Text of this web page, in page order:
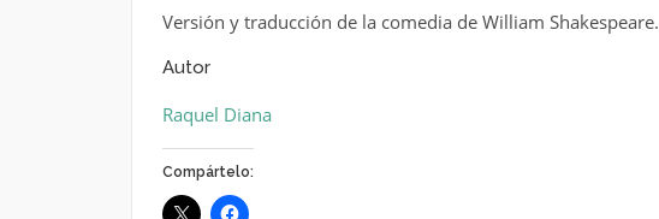
Versión y traducción de la comedia de William Shakespeare.
Autor
Raquel Diana
Compártelo: